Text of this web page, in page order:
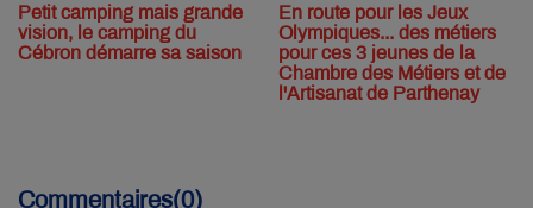
Petit camping mais grande
vision, le camping du
Cébron démarre sa saison
En route pour les Jeux
Olympiques... des métiers
pour ces 3 jeunes de la
Chambre des Métiers et de
l'Artisanat de Parthenay
Commentaires(0)